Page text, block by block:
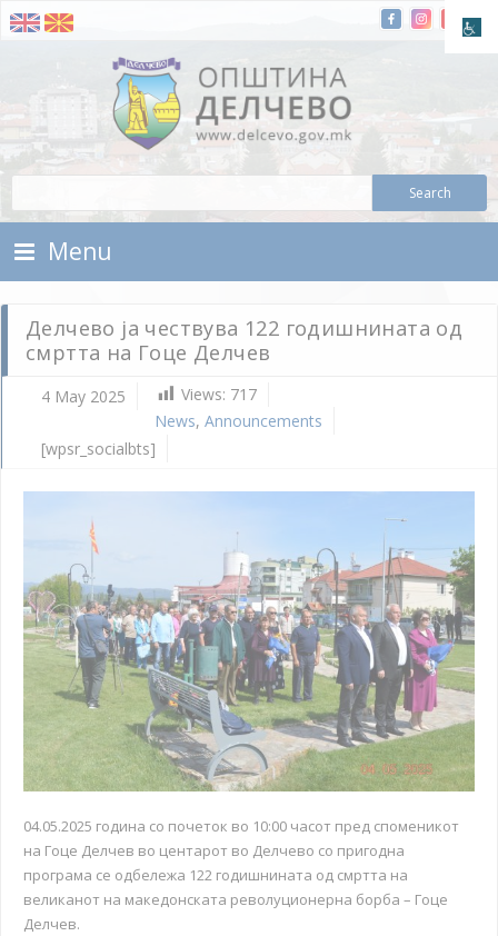
Skip To Content
Municipality of Delchevo
Menu
Делчево ја чествува 122 годишнината од
смртта на Гоце Делчев
4 May 2025 Views: 717
News, Announcements
[wpsr_socialbts]
04.05.2025 година со почеток во 10:00 часот пред споменикот
на Гоце Делчев во центарот во Делчево со пригодна
програма се одбележа 122 годишнината од смртта на
великанот на македонската револуционерна борба – Гоце
Делчев.